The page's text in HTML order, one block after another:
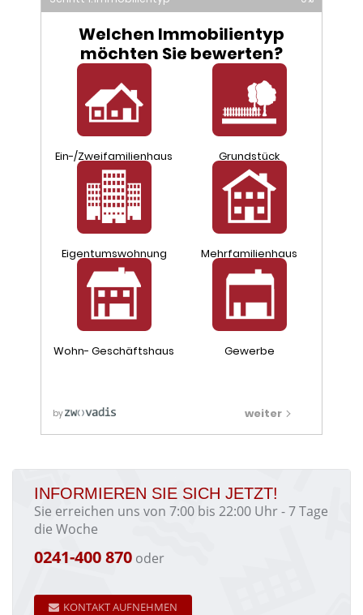
INFORMIEREN SIE SICH JETZT!
Sie erreichen uns von 7:00 bis 22:00 Uhr - 7 Tage
die Woche
0241-400 870 oder
KONTAKT AUFNEHMEN